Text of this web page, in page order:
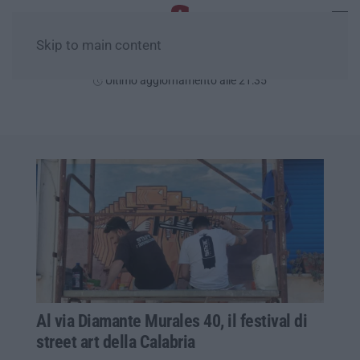
Skip to main content
Ultimo aggiornamento alle 21:35
Al via Diamante Murales 40, il festival di
street art della Calabria